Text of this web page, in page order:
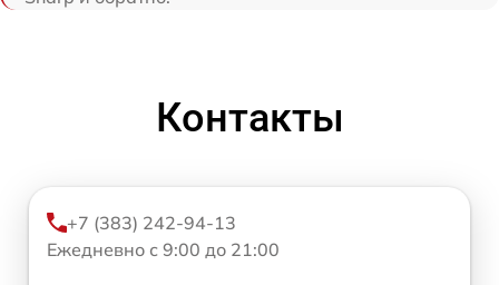
Контакты
+7 (383) 242-94-13
Ежедневно с 9:00 до 21:00